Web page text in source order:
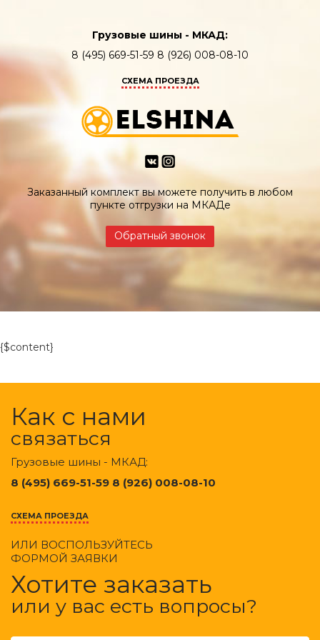
Грузовые шины - МКАД:
8 (495) 669-51-59 8 (926) 008-08-10
СХЕМА ПРОЕЗДА
Заказанный комплект вы можете получить в любом
пункте отгрузки на МКАДе
Обратный звонок
{$content}
Как с нами
связаться
Грузовые шины - МКАД:
8 (495) 669-51-59 8 (926) 008-08-10
СХЕМА ПРОЕЗДА
ИЛИ ВОСПОЛЬЗУЙТЕСЬ
ФОРМОЙ ЗАЯВКИ
Хотите заказать
или у вас есть вопросы?